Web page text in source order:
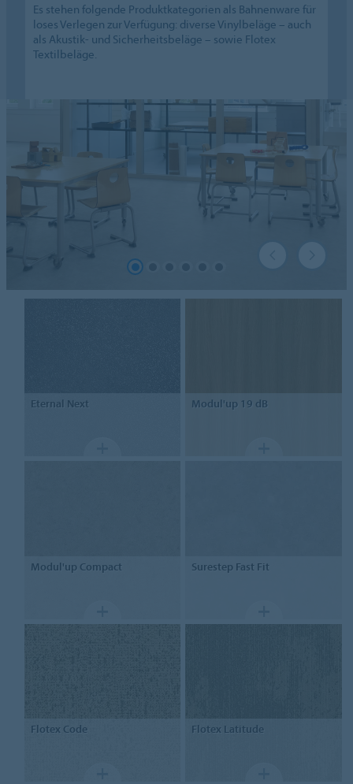
Es stehen folgende Produktkategorien als Bahnenware für
loses Verlegen zur Verfügung: diverse Vinylbeläge – auch
als Akustik- und Sicherheitsbeläge – sowie Flotex
Textilbeläge.
Eternal Next Modul'up 19 dB
Modul'upCompact Surestep Fast Fit
Flotex Code Flotex Latitude